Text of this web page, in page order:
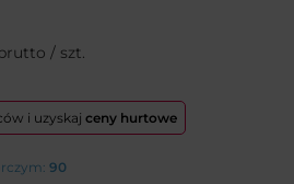
/ szt.
i uzyskaj ceny hurtowe
90